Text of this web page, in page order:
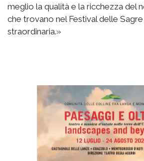
meglio la qualità e la ricchezza del
che trovano nel Festival delle
straordinaria.»